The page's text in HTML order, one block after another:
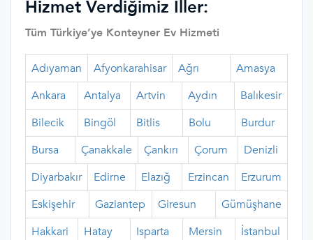
Hizmet Verdiğimiz İller:
Tüm Türkiye’ye Konteyner Ev Hizmeti
Adıyaman Afyonkarahisar Ağrı
Amasya
Ankara
Antalya Artvin Aydın
Balıkesir
Bilecik
Bingöl Bitlis Bolu
Burdur
Bursa
Çanakkale Çankırı Çorum
Denizli
Diyarbakır
Edirne Elazığ Erzincan
Erzurum
Eskişehir
Gaziantep Giresun
Gümüşhane
Hakkari
Hatay Isparta Mersin
İstanbul